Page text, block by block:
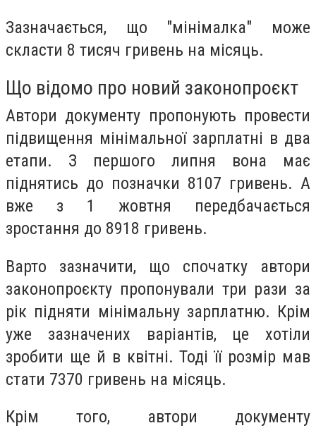
Зазначається, що "мінімалка" може
скласти 8 тисяч гривень на місяць.
Що відомо про новий законопроєкт
Автори документу пропонують провести
підвищення мінімальної зарплатні в два
етапи. З першого липня вона має
піднятись до позначки 8107 гривень. А
вже з 1 жовтня передбачається
зростання до 8918 гривень.
Варто зазначити, що спочатку автори
законопроєкту пропонували три рази за
рік підняти мінімальну зарплатню. Крім
уже зазначених варіантів, це хотіли
зробити ще й в квітні. Тоді її розмір мав
стати 7370 гривень на місяць.
Крім того, автори документу